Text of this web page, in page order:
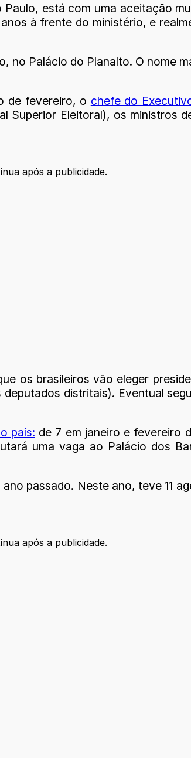
está com uma aceitação
à frente do ministério, e
Palácio do Planalto. O nome
de fevereiro, o chefe do
Superior Eleitoral), os ministros
após a publicidade.
os brasileiros vão eleger
distritais). Eventual
país: de 7 em janeiro e fevereiro
uma vaga ao Palácio dos
passado. Neste ano, teve 11
após a publicidade.